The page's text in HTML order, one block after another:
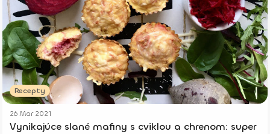
Recepty
26 Mar 2021
Vynikajúce slané mafiny s cviklou a chrenom: super